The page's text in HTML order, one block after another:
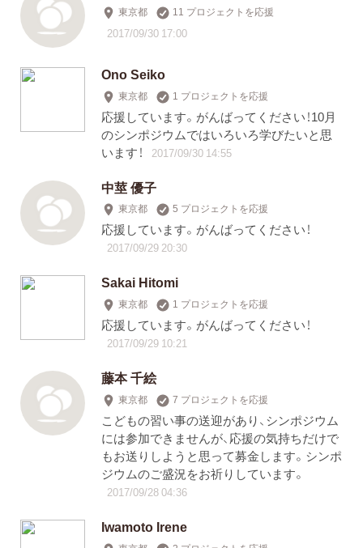
東京都 11 プロジェクトを応援
2017/09/30 17:00
Ono Seiko
東京都 1 プロジェクトを応援
応援しています。がんばってください！10月
のシンポジウムではいろいろ学びたいと思
います！
2017/09/30 14:55
中莖 優子
東京都 5 プロジェクトを応援
応援しています。がんばってください！
2017/09/29 20:30
Sakai Hitomi
東京都 1 プロジェクトを応援
応援しています。がんばってください！
2017/09/29 10:21
藤本 千絵
東京都 7 プロジェクトを応援
こどもの習い事の送迎があり、シンポジウム
には参加できませんが、応援の気持ちだけで
もお送りしようと思って募金します。シンポ
ジウムのご盛況をお祈りしています。
2017/09/28 04:36
Iwamoto Irene